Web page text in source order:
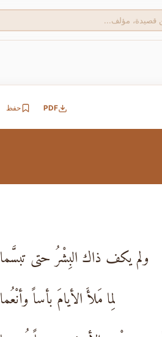
PDF حفظ
ولم يكف ذاك البِشْرُ حتى تبسَّما
لِما مَلأَ الأيامَ بأساً وأنْعُما